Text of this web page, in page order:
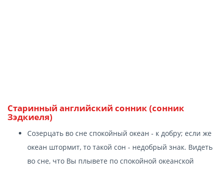
Старинный английский сонник (сонник
Зэдкиеля)
Созерцать во сне спокойный океан - к добру; если же
океан штормит, то такой сон - недобрый знак. Видеть
во сне, что Вы плывете по спокойной океанской